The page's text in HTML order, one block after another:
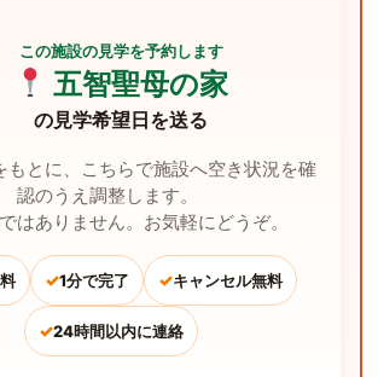
この施設の見学を予約します
五智聖母の家
の見学希望日を送る
もとに、こちらで施設へ空き状況を確
認のうえ調整します。
はありません。お気軽にどうぞ。
✓1分で完了 ✓キャンセル無料
✓24時間以内に連絡